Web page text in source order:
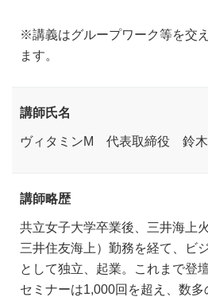
※講義はグループワーク等を交
ます。
講師氏名
ヴィタミンM 代表取締役 鈴
講師略歴
共立女子大学卒業後、三井海上
三井住友海上）勤務を経て、ビ
として独立、起業。これまで登
セミナーは1,000回を超え、数